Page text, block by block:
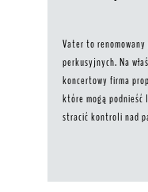
Vater to
perkusyjnych. Na
koncertowy firma
które mogą
stracić kontroli nad